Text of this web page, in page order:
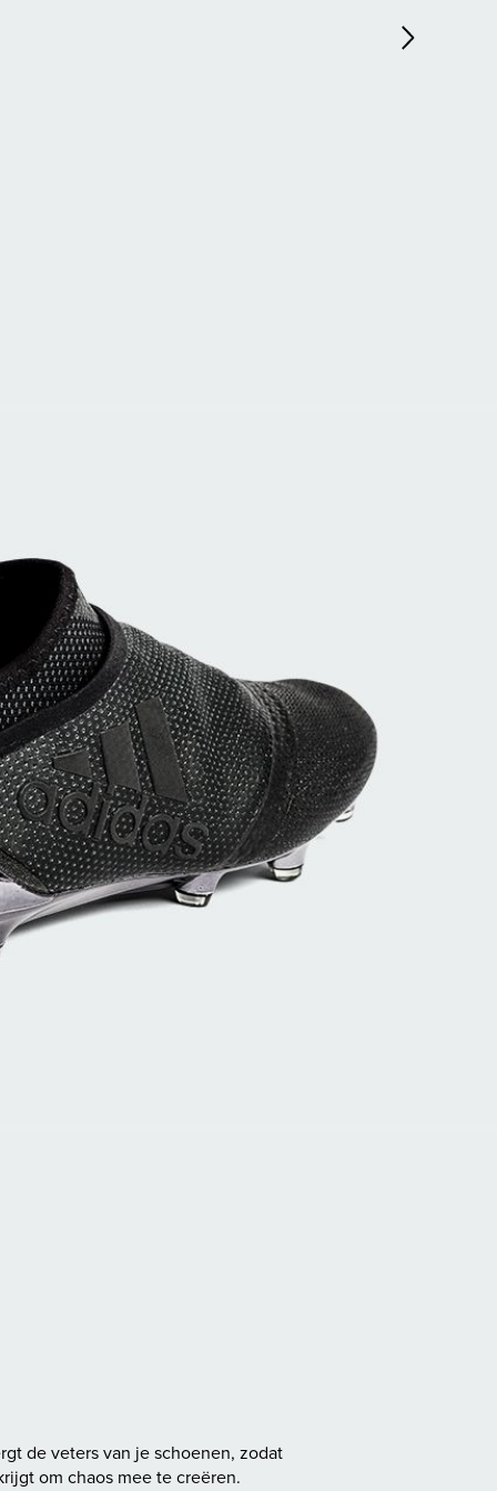
de veters van je schoenen, zodat
om chaos mee te creëren.